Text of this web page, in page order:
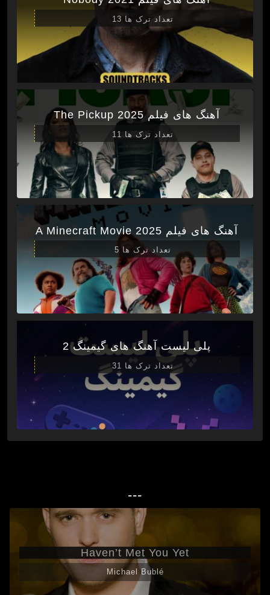
تعداد ترک ها 13
آهنگ های فیلم The Pickup 2025
تعداد ترک ها 11
آهنگ های فیلم A Minecraft Movie 2025
تعداد ترک ها 5
پلی لیست آهنگ های گیمینگ 2
تعداد ترک ها 31
---
Haven’t Met You Yet
Michael Bublé